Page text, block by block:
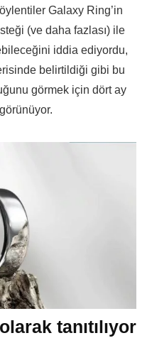
Galaxy Ring’in
(ve daha fazlası) ile
iddia ediyordu,
belirtildiği gibi bu
görmek için dört ay
tanıtılıyor